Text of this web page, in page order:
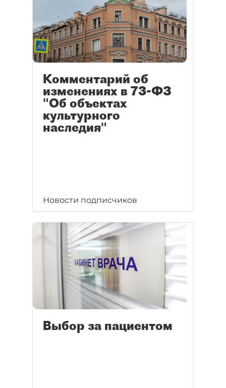
Комментарий об
изменениях в 73-ФЗ
"Об объектах
культурного
наследия"
Новости подписчиков
Выбор за пациентом